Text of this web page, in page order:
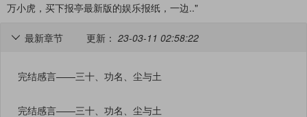
万小虎，买下报亭最新版的娱乐报纸，一边.."
最新章节 更新： 23-03-11 02:58:22

完结感言——三十、功名、尘与土
完结感言——三十、功名、尘与土